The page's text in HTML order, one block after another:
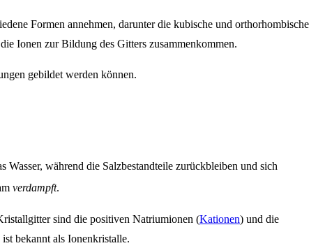
Formen annehmen, darunter die kubische und orthorhombische
Ionen zur Bildung des Gitters zusammenkommen.
gebildet werden können.
während die Salzbestandteile zurückbleiben und sich
verdampft.
sind die positiven Natriumionen (Kationen) und die
bekannt als Ionenkristalle.